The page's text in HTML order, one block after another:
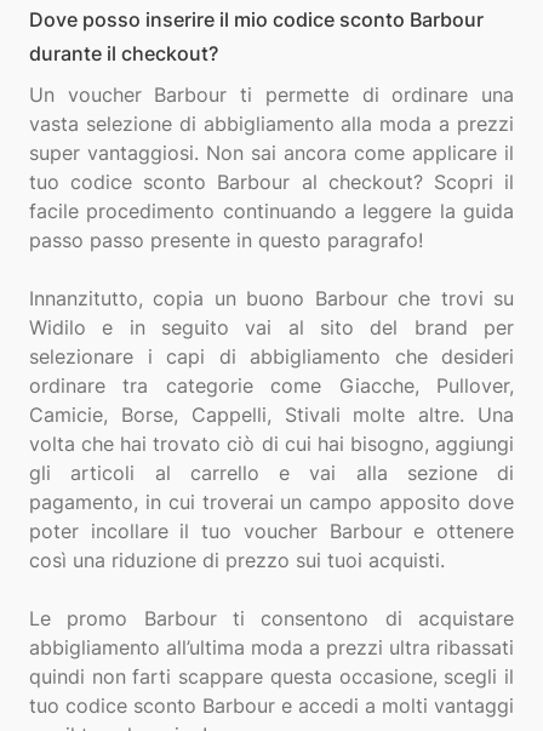
Dove posso inserire il mio codice sconto Barbour
durante il checkout?
Un voucher Barbour ti permette di ordinare una
vasta selezione di abbigliamento alla moda a prezzi
super vantaggiosi. Non sai ancora come applicare il
tuo codice sconto Barbour al checkout? Scopri il
facile procedimento continuando a leggere la guida
passo passo presente in questo paragrafo!
Innanzitutto, copia un buono Barbour che trovi su
Widilo e in seguito vai al sito del brand per
selezionare i capi di abbigliamento che desideri
ordinare tra categorie come Giacche, Pullover,
Camicie, Borse, Cappelli, Stivali molte altre. Una
volta che hai trovato ciò di cui hai bisogno, aggiungi
gli articoli al carrello e vai alla sezione di
pagamento, in cui troverai un campo apposito dove
poter incollare il tuo voucher Barbour e ottenere
così una riduzione di prezzo sui tuoi acquisti.
Le promo Barbour ti consentono di acquistare
abbigliamento all’ultima moda a prezzi ultra ribassati
quindi non farti scappare questa occasione, scegli il
tuo codice sconto Barbour e accedi a molti vantaggi